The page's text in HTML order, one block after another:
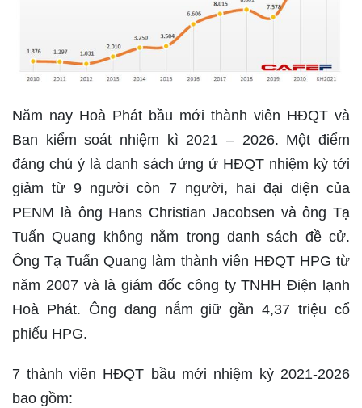
Năm nay Hoà Phát bầu mới thành viên HĐQT và
Ban kiểm soát nhiệm kì 2021 – 2026. Một điểm
đáng chú ý là danh sách ứng ử HĐQT nhiệm kỳ tới
giảm từ 9 người còn 7 người, hai đại diện của
PENM là ông Hans Christian Jacobsen và ông Tạ
Tuấn Quang không nằm trong danh sách đề cử.
Ông Tạ Tuấn Quang làm thành viên HĐQT HPG từ
năm 2007 và là giám đốc công ty TNHH Điện lạnh
Hoà Phát. Ông đang nắm giữ gần 4,37 triệu cổ
phiếu HPG.
7 thành viên HĐQT bầu mới nhiệm kỳ 2021-2026
bao gồm: